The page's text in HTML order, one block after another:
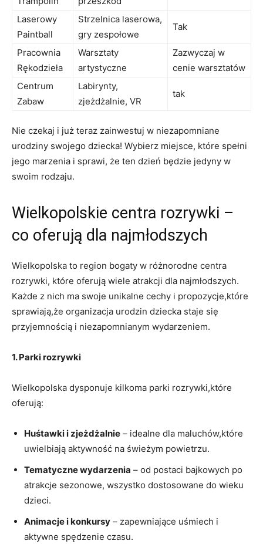
Laserowy
Paintball
Strzelnica laserowa,
gry zespołowe
Tak
Pracownia
Rękodzieła
Warsztaty
artystyczne
Zazwyczaj⁤ w
cenie warsztatów
Centrum
Zabaw
Labirynty,‌
zjeżdżalnie, ⁢VR
tak
Nie czekaj⁤ i już ⁢teraz ‌zainwestuj w niezapomniane
‌urodziny swojego dziecka!‌ Wybierz miejsce, które ⁣spełni
jego‍ marzenia ‍i‍ sprawi, że⁤ ten dzień będzie jedyny w
swoim ‍rodzaju.
Wielkopolskie centra rozrywki –
co oferują​ dla najmłodszych
Wielkopolska to region bogaty w różnorodne‍ centra
rozrywki, które oferują wiele atrakcji​ dla⁢ najmłodszych.
Każde z nich ma swoje⁢ unikalne cechy i‌ propozycje,które
sprawiają,że organizacja urodzin dziecka ⁤staje się
‌przyjemnością i niezapomnianym ‌wydarzeniem.
1. Parki rozrywki
Wielkopolska dysponuje kilkoma parki rozrywki,które
oferują:
Huśtawki i zjeżdżalnie – idealne ‌dla ⁣maluchów,które
uwielbiają aktywność na świeżym powietrzu.
Tematyczne wydarzenia – od postaci bajkowych po
atrakcje sezonowe,​ wszystko dostosowane do wieku
dzieci.
Animacje⁣ i konkursy – zapewniające‍ uśmiech ⁤i
aktywne ⁣spędzenie ‌czasu.